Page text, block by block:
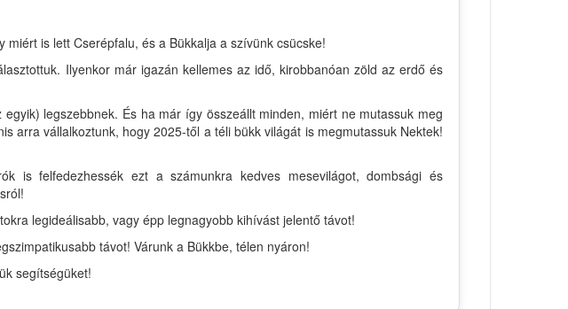
is lett Cserépfalu, és a Bükkalja a szívünk csücske!
Ilyenkor már igazán kellemes az idő, kirobbanóan zöld az erdő és
legszebbnek. És ha már így összeállt minden, miért ne mutassuk meg
arra vállalkoztunk, hogy 2025-től a téli bükk világát is megmutassuk Nektek!
is felfedezhessék ezt a számunkra kedves mesevilágot, dombsági és
legideálisabb, vagy épp legnagyobb kihívást jelentő távot!
távot! Várunk a Bükkbe, télen nyáron!
segítségüket!